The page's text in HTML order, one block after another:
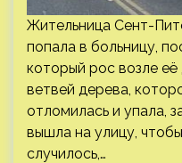
Жительница Сент-
попала в больницу,
который рос возле
ветвей дерева,
отломилась и упала,
вышла на улицу,
случилось,…